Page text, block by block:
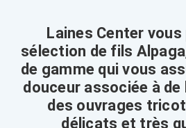
Laines Center
sélection de fils
de gamme qui vous
douceur associée à de
des ouvrages
délicats et très